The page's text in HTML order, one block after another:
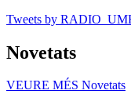
Tweets by
Novetats
VEURE MÉS Novetats